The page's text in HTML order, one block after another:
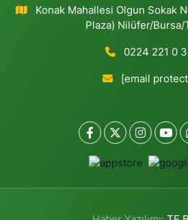
Konak Mahallesi Olgun Sokak
Plaza) Nilüfer/Bursa/
0224 221 0
[email